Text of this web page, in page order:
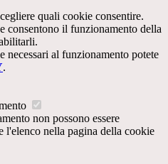
quali cookie consentire.
consentono il funzionamento della
necessari al funzionamento potete
.
non possono essere
l'elenco nella pagina della cookie